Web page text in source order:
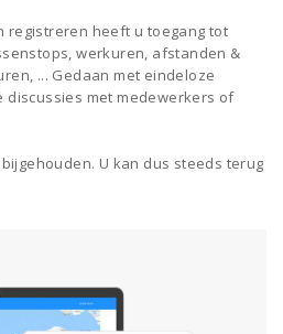
registreren heeft u toegang tot
werkuren, afstanden &
... Gedaan met eindeloze
met medewerkers of
U kan dus steeds terug